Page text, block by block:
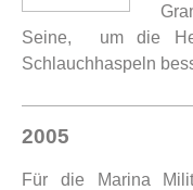
Seine, um die
Schlauchhaspeln
2005
Für die Marina